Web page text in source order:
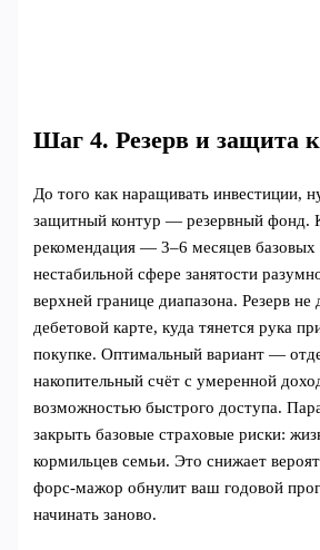
Шаг 4. Резерв и защита
До того как наращивать инвестиции,
защитный контур — резервный фонд.
рекомендация — 3–6 месяцев базовых
нестабильной сфере занятости
верхней границе диапазона. Резерв не
дебетовой карте, куда тянется рука
покупке. Оптимальный вариант —
накопительный счёт с умеренной
возможностью быстрого доступа.
закрыть базовые страховые риски:
кормильцев семьи. Это снижает
форс-мажор обнулит ваш годовой
начинать заново.